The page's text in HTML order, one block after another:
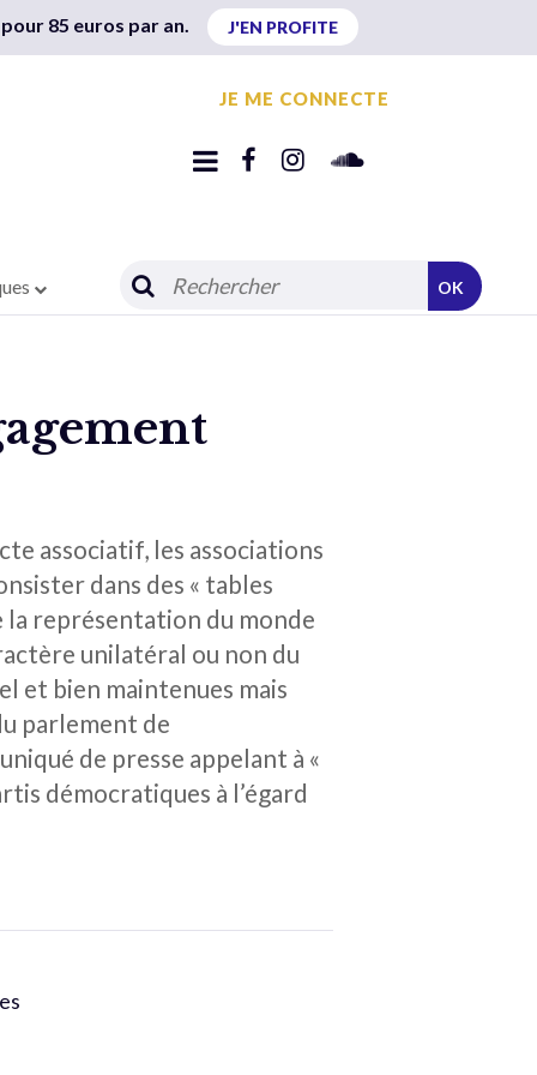
85 euros par an. J'EN PROFITE
JE ME CONNECTE
OK
associatif, les associations
dans des « tables
la représentation du monde
unilatéral ou non du
et bien maintenues mais
parlement de
de presse appelant à «
démocratiques à l’égard